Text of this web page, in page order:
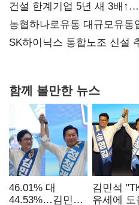
건설 한계기업 5년 새 3배
확대
농협하나로유통 대규모유
과징금 4억6200만원 부과
SK하이닉스 통합노조 신설
함께 볼만한 뉴스
46.01% 대
44.53%…김민석·
김민석
유세에 도